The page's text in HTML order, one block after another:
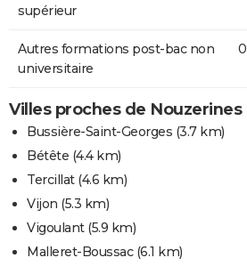
supérieur
Autres formations post-bac non
universitaire
0
Villes proches de Nouzerines
Bussière-Saint-Georges (3.7 km)
Bétête (4.4 km)
Tercillat(4.6 km)
Vijon (5.3 km)
Vigoulant(5.9 km)
Malleret-Boussac(6.1 km)